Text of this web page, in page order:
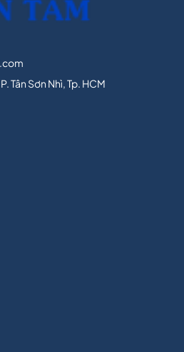
Tân Sơn Nhì, Tp. HCM